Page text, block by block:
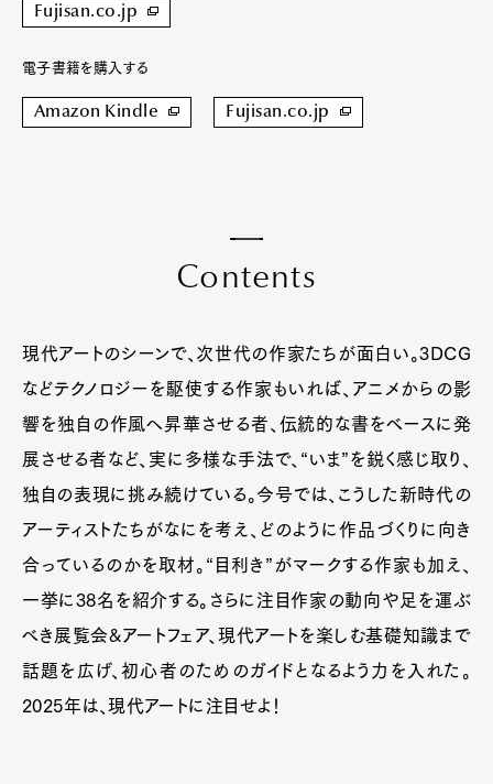
Fujisan.co.jp
電子書籍を購入する
Amazon Kindle Fujisan.co.jp
Contents
現代アートのシーンで、次世代の作家たちが面白い。3DCG
などテクノロジーを駆使する作家もいれば、アニメからの影
響を独自の作風へ昇華させる者、伝統的な書をベースに発
展させる者など、実に多様な手法で、“いま”を鋭く感じ取り、
独自の表現に挑み続けている。今号では、こうした新時代の
アーティストたちがなにを考え、どのように作品づくりに向き
合っているのかを取材。“目利き”がマークする作家も加え、
一挙に38名を紹介する。さらに注目作家の動向や足を運ぶ
べき展覧会&アートフェア、現代アートを楽しむ基礎知識まで
話題を広げ、初心者のためのガイドとなるよう力を入れた。
2025年は、現代アートに注目せよ！